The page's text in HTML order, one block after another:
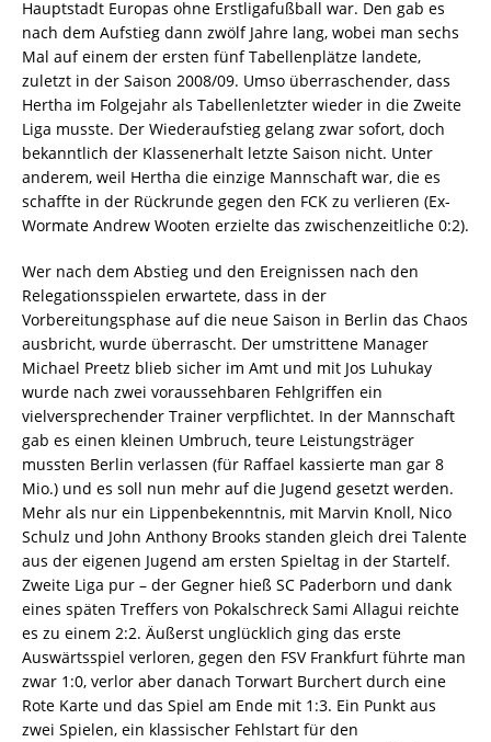
Hauptstadt Europas ohne Erstligafußball war. Den gab es
nach dem Aufstieg dann zwölf Jahre lang, wobei man sechs
Mal auf einem der ersten fünf Tabellenplätze landete,
zuletzt in der Saison 2008/09. Umso überraschender, dass
Hertha im Folgejahr als Tabellenletzter wieder in die Zweite
Liga musste. Der Wiederaufstieg gelang zwar sofort, doch
bekanntlich der Klassenerhalt letzte Saison nicht. Unter
anderem, weil Hertha die einzige Mannschaft war, die es
schaffte in der Rückrunde gegen den FCK zu verlieren (Ex-
Wormate Andrew Wooten erzielte das zwischenzeitliche 0:2).
Wer nach dem Abstieg und den Ereignissen nach den
Relegationsspielen erwartete, dass in der
Vorbereitungsphase auf die neue Saison in Berlin das Chaos
ausbricht, wurde überrascht. Der umstrittene Manager
Michael Preetz blieb sicher im Amt und mit Jos Luhukay
wurde nach zwei voraussehbaren Fehlgriffen ein
vielversprechender Trainer verpflichtet. In der Mannschaft
gab es einen kleinen Umbruch, teure Leistungsträger
mussten Berlin verlassen (für Raffael kassierte man gar 8
Mio.) und es soll nun mehr auf die Jugend gesetzt werden.
Mehr als nur ein Lippenbekenntnis, mit Marvin Knoll, Nico
Schulz und John Anthony Brooks standen gleich drei Talente
aus der eigenen Jugend am ersten Spieltag in der Startelf.
Zweite Liga pur – der Gegner hieß SC Paderborn und dank
eines späten Treffers von Pokalschreck Sami Allagui reichte
es zu einem 2:2. Äußerst unglücklich ging das erste
Auswärtsspiel verloren, gegen den FSV Frankfurt führte man
zwar 1:0, verlor aber danach Torwart Burchert durch eine
Rote Karte und das Spiel am Ende mit 1:3. Ein Punkt aus
zwei Spielen, ein klassischer Fehlstart für den